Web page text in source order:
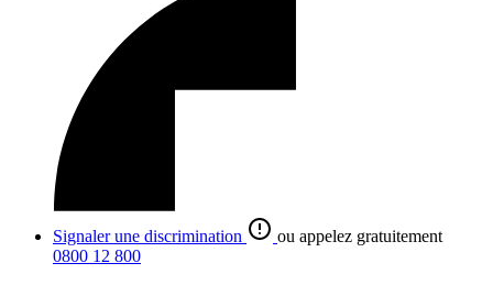
Signaler une discrimination
ou appelez gratuitement
0800 12 800